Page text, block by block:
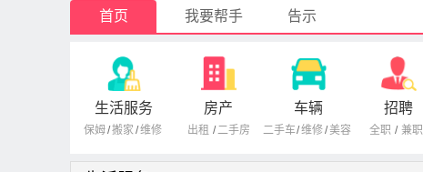
首页 我要帮手 告示
生活服务
保姆/搬家 /维修
房产
出租 /二手房
车辆
二手车/维修/美容
招聘
全职 / 兼职